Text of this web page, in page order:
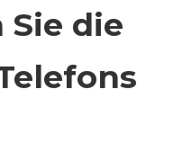
Sie die